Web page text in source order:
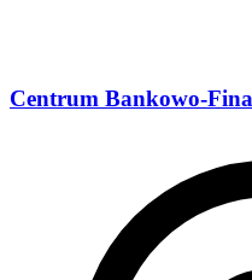
Centrum Bankowo-